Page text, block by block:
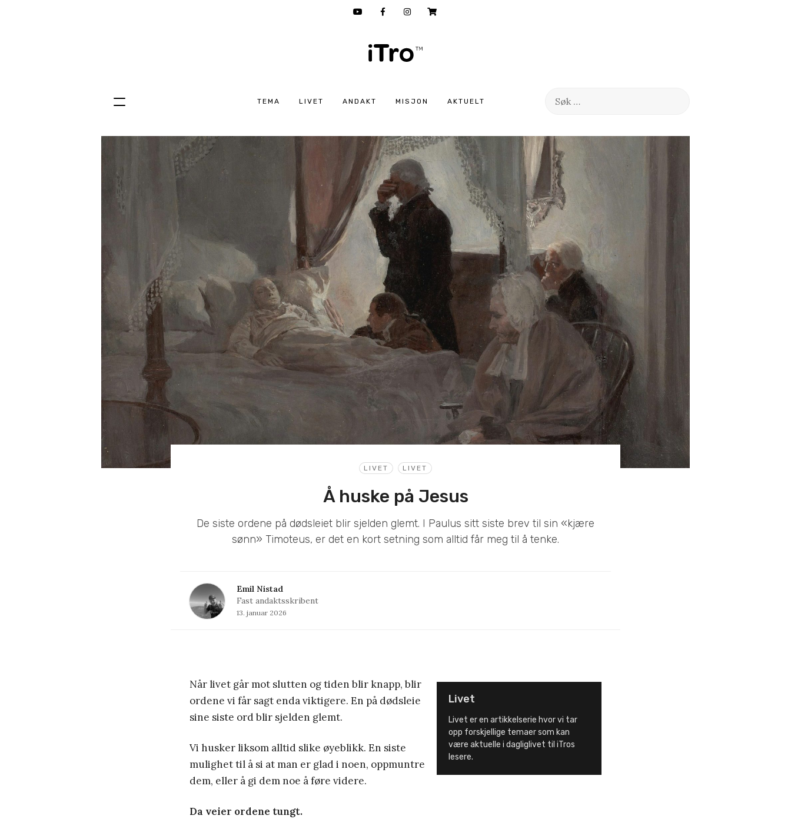
TEMA LIVET ANDAKT MISJON AKTUELT
Søk
Hopp
innhold
LIVET LIVET
Å huske på Jesus
De siste ordene på dødsleiet blir sjelden glemt. I Paulus sitt siste brev til sin «kjære
sønn» Timoteus, er det en kort setning som alltid får meg til å tenke.
Emil Nistad
Fast andaktsskribent
13. januar 2026
Livet
Livet er en artikkelserie hvor vi tar
opp forskjellige temaer som kan
være aktuelle i dagliglivet til iTros
lesere.
Når livet går mot slutten og tiden blir knapp, blir
ordene vi får sagt enda viktigere. En på dødsleie
sine siste ord blir sjelden glemt.
Vi husker liksom alltid slike øyeblikk. En siste
mulighet til å si at man er glad i noen, oppmuntre
dem, eller å gi dem noe å føre videre.
Da veier ordene tungt.